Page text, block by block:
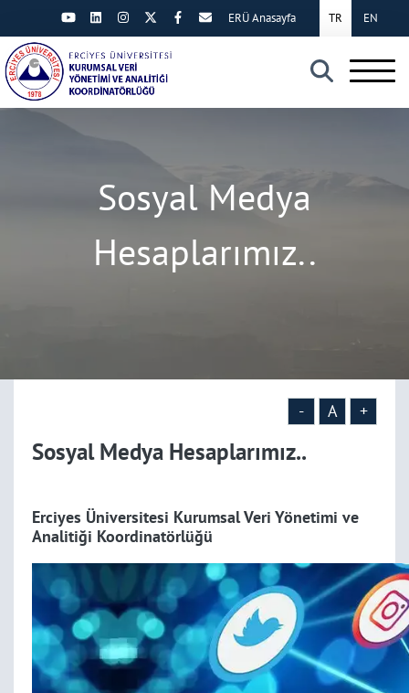
×
TR EN
ERÜ Anasayfa
Sosyal Medya
Hesaplarımız..
- A +
Sosyal Medya Hesaplarımız..
Erciyes Üniversitesi Kurumsal Veri Yönetimi ve
Analitiği Koordinatörlüğü